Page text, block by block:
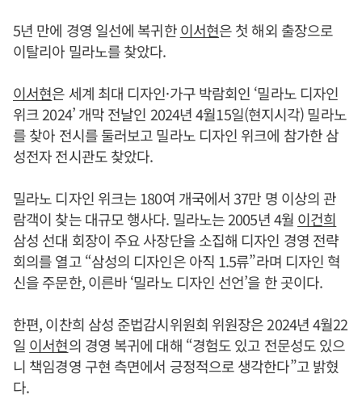
5년 만에 경영 일선에 복귀한이서현은 첫 해외 출장으로
이탈리아 밀라노를 찾았다.
이서현은 세계 최대 디자인·가구 박람회인 ‘밀라노 디자인
위크 2024’ 개막 전날인 2024년 4월15일(현지시각) 밀라노
를 찾아 전시를 둘러보고 밀라노 디자인 위크에 참가한 삼
성전자 전시관도 찾았다.
밀라노 디자인 위크는 180여 개국에서 37만 명 이상의 관
람객이 찾는 대규모 행사다. 밀라노는 2005년 4월 이건희
삼성 선대 회장이 주요 사장단을 소집해 디자인 경영 전략
회의를 열고 “삼성의 디자인은 아직 1.5류”라며 디자인 혁
신을 주문한, 이른바 ‘밀라노 디자인 선언’을 한 곳이다.
한편, 이찬희 삼성 준법감시위원회 위원장은 2024년 4월22
일 이서현의 경영 복귀에 대해 “경험도 있고 전문성도 있으
니 책임경영 구현 측면에서 긍정적으로 생각한다”고 밝혔
다.